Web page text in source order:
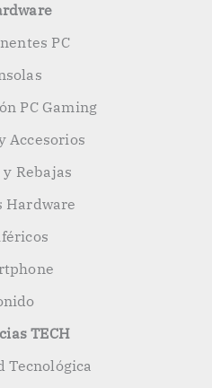
PC
PC Gaming
Accesorios
y Rebajas
Hardware
TECH
Tecnológica